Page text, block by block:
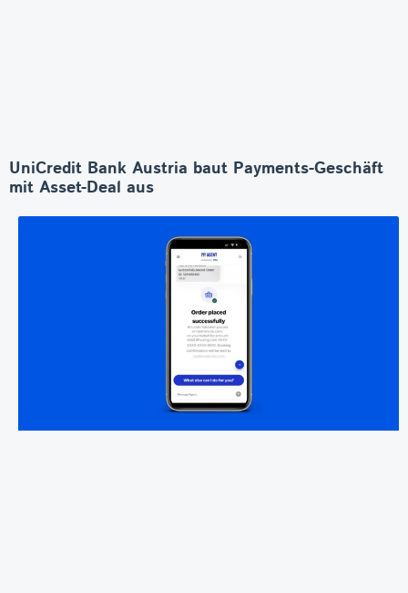
UniCredit Bank Austria baut Payments-Geschäft
mit Asset-Deal aus